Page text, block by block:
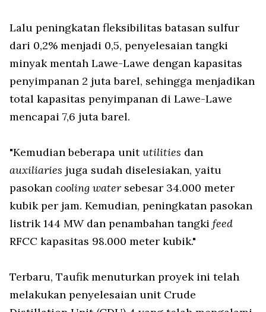
Lalu peningkatan fleksibilitas batasan sulfur
dari 0,2% menjadi 0,5, penyelesaian tangki
minyak mentah Lawe-Lawe dengan kapasitas
penyimpanan 2 juta barel, sehingga menjadikan
total kapasitas penyimpanan di Lawe-Lawe
mencapai 7,6 juta barel.
"Kemudian beberapa unitutilities dan
auxiliaries juga sudah diselesiakan, yaitu
pasokan cooling water sebesar 34.000 meter
kubik per jam. Kemudian, peningkatan pasokan
listrik 144 MW dan penambahan tangki feed
RFCC kapasitas 98.000 meter kubik."
Terbaru, Taufik menuturkan proyek ini telah
melakukan penyelesaian unit Crude